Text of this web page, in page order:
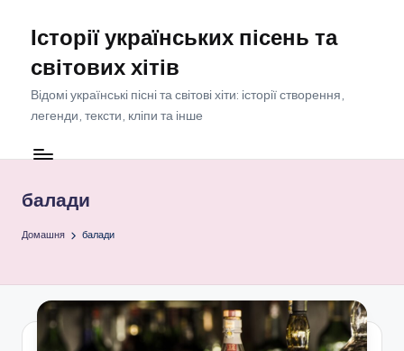
Перейти
вмісту
Історії українських пісень та
світових хітів
Відомі українські пісні та світові хіти: історії створення,
легенди, тексти, кліпи та інше
балади
Домашня балади